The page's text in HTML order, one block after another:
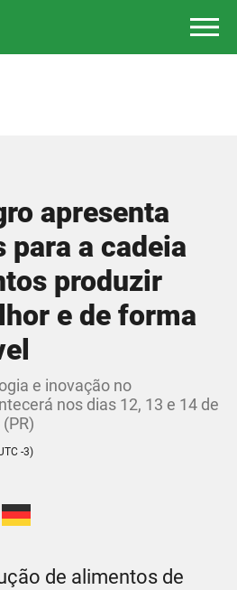
apresenta
para a cadeia
produzir
e de forma
e inovação no
nos dias 12, 13 e 14 de
-3)
de alimentos de